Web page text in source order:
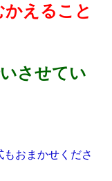
えること
させてい
もおまかせくださ